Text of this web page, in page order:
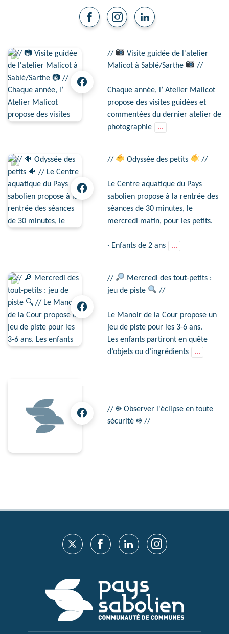
//
Visite guidée de l'atelier
Malicot à Sablé/Sarthe
//
Chaque année, l’ Atelier Malicot
propose des visites guidées et
commentées du dernier atelier de
photographie
...
// Odyssée des petits //
Le Centre aquatique du Pays
sabolien propose à la rentrée des
séances de 30 minutes, le
mercredi matin, pour les petits.
· Enfants de 2 ans ...
//
Mercredi des tout-petits :
jeu de piste
//
Le Manoir de la Cour propose un
jeu de piste pour les 3-6 ans.
Les enfants partiront en quête
d’objets ou d’ingrédients
...
// ☀ Observer l'éclipse en toute
sécurité ☀ //